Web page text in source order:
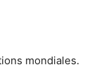
mondiales.